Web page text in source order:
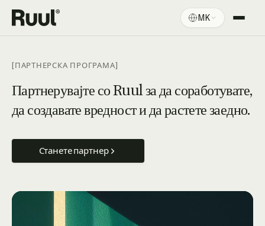
Ruul дома MK
Цени
Ресурси
[ПАРТНЕРСКА ПРОГРАМА]
Партнерувајте со Ruul за да соработувате,
да создавате вредност и да растете заедно.
Станете партнер